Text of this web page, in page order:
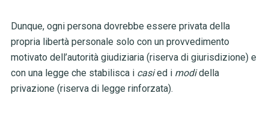
Dunque, ogni persona dovrebbe essere privata della
propria libertà personale solo con un provvedimento
motivato dell’autorità giudiziaria (riserva di giurisdizione) e
con una legge che stabilisca i casied i modidella
privazione (riserva di legge rinforzata).